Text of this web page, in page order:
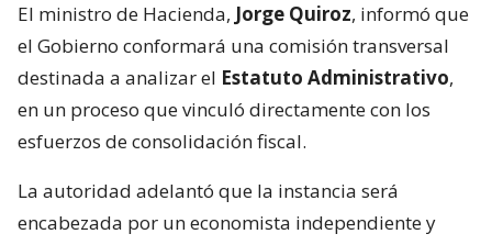
El ministro de Hacienda, Jorge Quiroz, informó que
el Gobierno conformará una comisión transversal
destinada a analizar el Estatuto Administrativo,
en un proceso que vinculó directamente con los
esfuerzos de consolidación fiscal.
La autoridad adelantó que la instancia será
encabezada por un economista independiente y